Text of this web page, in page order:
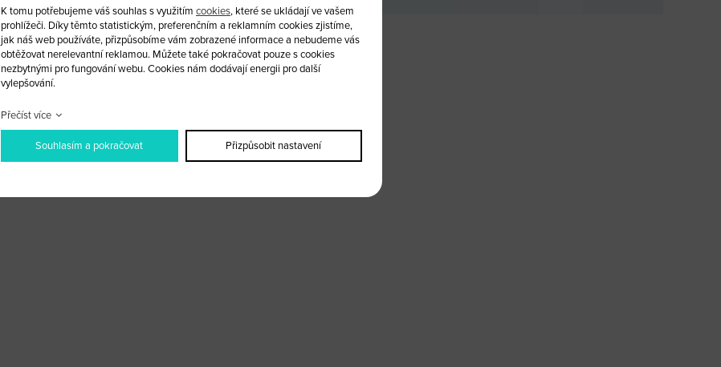
K tomu potřebujeme váš souhlas s využitím cookies, které se ukládají ve vašem
prohlížeči. Díky těmto statistickým, preferenčním a reklamním cookies zjistíme,
jak náš web používáte, přizpůsobíme vám zobrazené informace a nebudeme vás
obtěžovat nerelevantní reklamou. Můžete také pokračovat pouze s cookies
nezbytnými pro fungování webu. Cookies nám dodávají energii pro další
vylepšování.
Přečíst více
Souhlasím a pokračovat Přizpůsobit nastavení